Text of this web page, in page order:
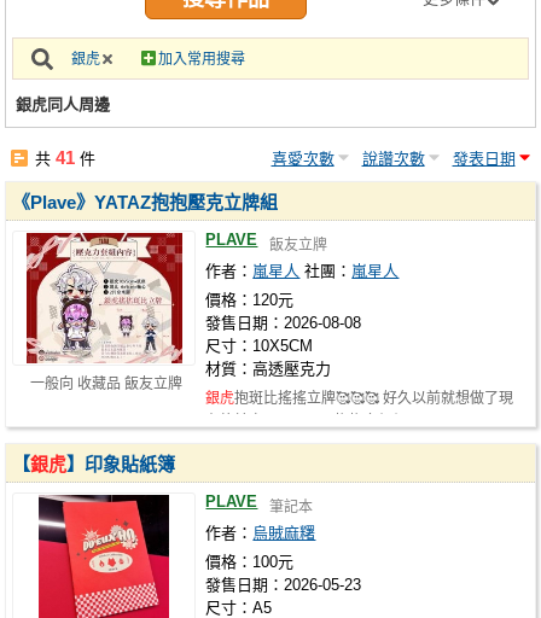
會員功能選單
註冊會員
銀虎 加入常用搜尋
銀虎同人周邊
共41 件 喜愛次數 說讚次數 發表日期
一般向 收藏品 飯友立牌
《Plave》YATAZ抱抱壓克立牌組
PLAVE 飯友立牌
作者： 嵐星人 社團： 嵐星人
價格：120元
發售日期：2026-08-08
尺寸：10X5CM
材質：高透壓克力
銀虎抱斑比搖搖立牌🥰🥰🥰 好久以前就想做了現
【銀虎】印象貼紙簿
PLAVE 筆記本
作者： 烏賊麻糬
價格：100元
發售日期：2026-05-23
尺寸：A5